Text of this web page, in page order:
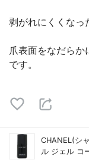
剥がれにくくなっ
爪表面をなだら
です。
CHANEL(シ
ル ジェル コ